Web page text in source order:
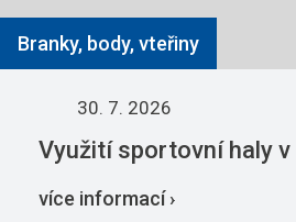
Branky, body, vteřiny
30. 7. 2026
Využití sportovní haly
více informací ›